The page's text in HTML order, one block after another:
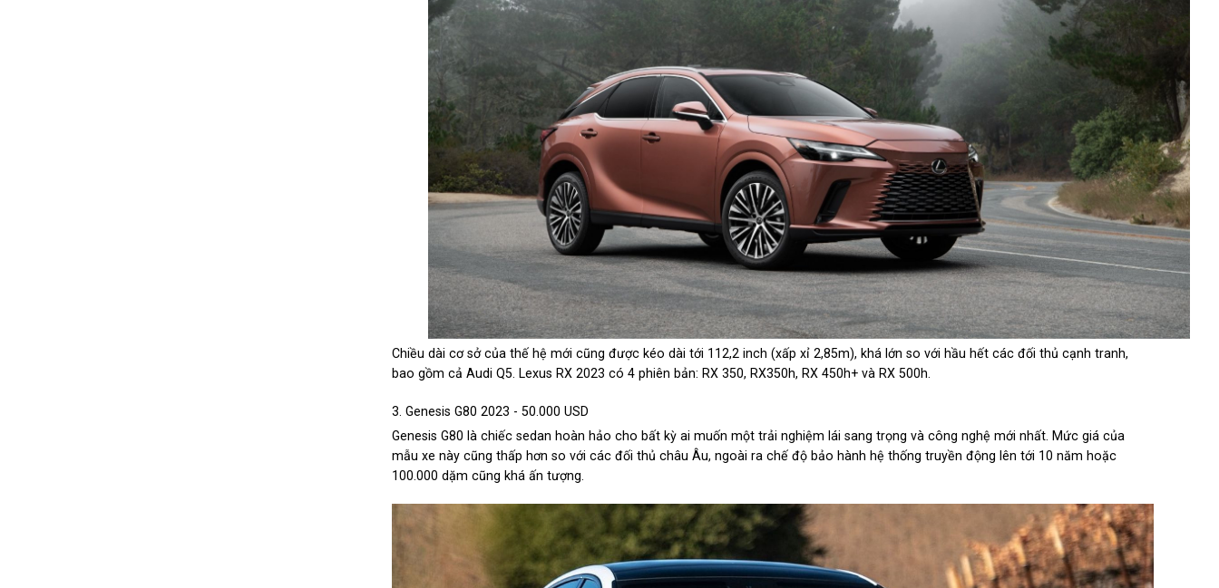
Chiều dài cơ sở của thế hệ mới cũng được kéo dài tới 112,2 inch (xấp xỉ 2,85m), khá lớn so với hầu hết các đối thủ cạnh tranh,
bao gồm cả Audi Q5. Lexus RX 2023 có 4 phiên bản: RX 350, RX350h, RX 450h+ và RX 500h.
3. Genesis G80 2023 - 50.000 USD
Genesis G80 là chiếc sedan hoàn hảo cho bất kỳ ai muốn một trải nghiệm lái sang trọng và công nghệ mới nhất. Mức giá của
mẫu xe này cũng thấp hơn so với các đối thủ châu Âu, ngoài ra chế độ bảo hành hệ thống truyền động lên tới 10 năm hoặc
100.000 dặm cũng khá ấn tượng.